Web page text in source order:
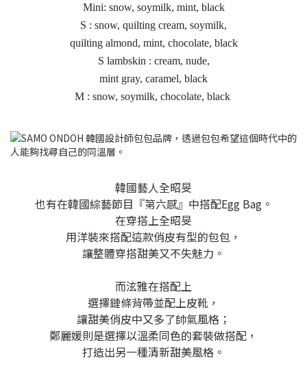
Mini: snow, soymilk, mint, black
S : snow, quilting cream, soymilk,
quilting almond, mint, chocolate, black
S lambskin : cream, nude,
mint gray, caramel, black
M : snow, soymilk, chocolate, black
​韓國藝人全昭旻
也有在韓國綜藝節目『第六感』中搭配Egg Bag。
在穿搭上全昭旻
用洋裝來搭配這款俏皮有型的包包，
讓整體穿搭甜美又不失魅力。
而泫雅在搭配上
選擇鏈條背帶並配上皮靴，
讓甜美俏皮中又多了帥氣風格；
鄭麗媛則是選擇以溫柔同色的套裝做搭配，
打造出另一種清新甜美風格。